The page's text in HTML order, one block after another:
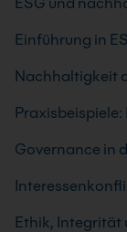
Einführung in
Nachhaltigkeit
Praxisbeispiele:
Governance in
Ethik, Integrität